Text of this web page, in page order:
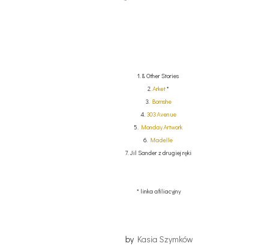
1. & Other Stories
2.Arket*
3. Bomshe
4. 303 Avenue
5. Monday Artwork
6. Madelle
7. Jil Sander z drugiej ręki
* linka afiliacyjny
by Kasia Szymków